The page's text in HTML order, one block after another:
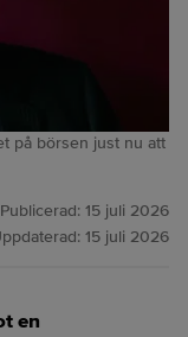
på börsen just nu att
Publicerad: 15 juli 2026
15 juli 2026
en